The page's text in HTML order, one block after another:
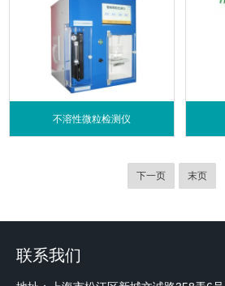
不溶性微粒检测仪
下一页 末页
联系我们